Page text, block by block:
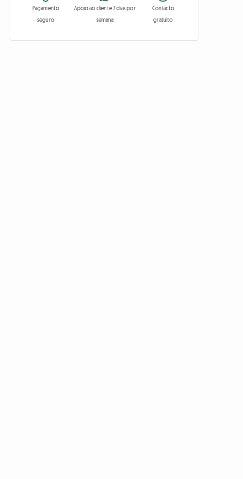
Pagamento
seguro
Apoio ao cliente 7 dias por
semana
Contacto
gratuito